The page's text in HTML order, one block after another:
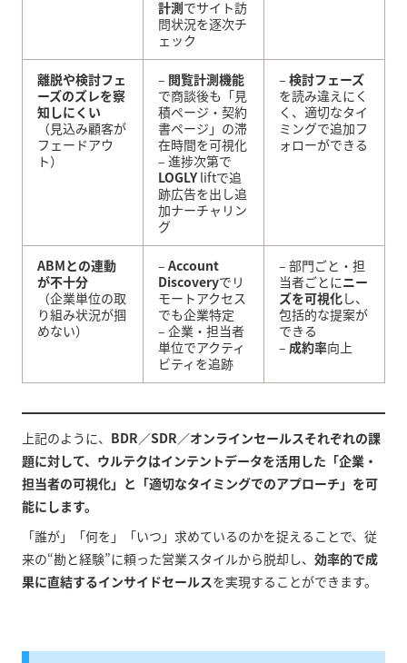
計測でサイト訪
問状況を逐次チ
ェック
離脱や検討フェ
ーズのズレを察
知しにくい
（見込み顧客が
フェードアウ
ト）
– 閲覧計測機能
で商談後も「見
積ページ・契約
書ページ」の滞
在時間を可視化
– 進捗次第で
LOGLY liftで追
跡広告を出し追
加ナーチャリン
グ
– 検討フェーズ
を読み違えにく
く、適切なタイ
ミングで追加フ
ォローができる
ABMとの連動
が不十分
（企業単位の取
り組み状況が掴
めない）
– Account
Discoveryでリ
モートアクセス
でも企業特定
– 企業・担当者
単位でアクティ
ビティを追跡
– 部門ごと・担
当者ごとにニー
ズを可視化し、
包括的な提案が
できる
– 成約率向上
上記のように、 BDR／SDR／オンラインセールスそれぞれの課
題に対して、ウルテクはインテントデータを活用した「企業・
担当者の可視化」と「適切なタイミングでのアプローチ」を可
能にします。
「誰が」「何を」「いつ」求めているのかを捉えることで、従
来の“勘と経験”に頼った営業スタイルから脱却し、 効率的で成
果に直結するインサイドセールスを実現することができます。